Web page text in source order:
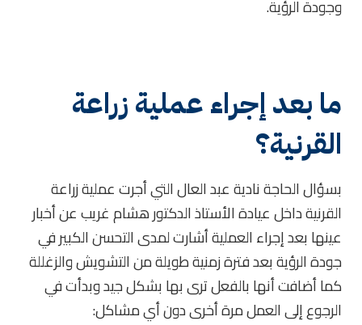
وجودة الرؤية.
ما بعد إجراء عملية زراعة
القرنية؟
بسؤال الحاجة نادية عبد العال التي أجرت عملية زراعة
القرنية داخل عيادة الأستاذ الدكتور هشام غريب عن أخبار
عينها بعد إجراء العملية أشارت لمدى التحسن الكبير في
جودة الرؤية بعد فترة زمنية طويلة من التشويش والزغللة
كما أضافت أنها بالفعل ترى بها بشكل جيد وبدأت في
الرجوع إلى العمل مرة أخرى دون أي مشاكل: